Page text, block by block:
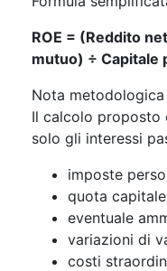
ROE = (Reddito
mutuo) ÷ Capitale
Nota metodologica
Il calcolo proposto
solo gli interessi
imposte
quota
eventuale
variazioni di
costi